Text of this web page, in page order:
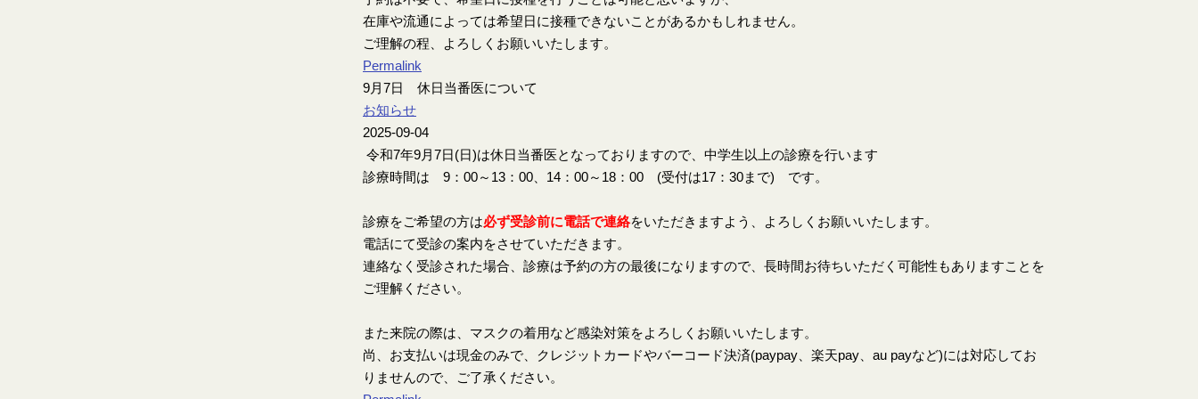
在庫や流通によっては希望日に接種できないことがあるかもしれません。
ご理解の程、よろしくお願いいたします。
Permalink
9月7日 休日当番医について
お知らせ
2025-09-04
令和7年9月7日(日)は休日当番医となっておりますので、中学生以上の診療を行います
診療時間は 9：00～13：00、14：00～18：00 (受付は17：30まで) です。
診療をご希望の方は必ず受診前に電話で連絡をいただきますよう、よろしくお願いいたします。
電話にて受診の案内をさせていただきます。
連絡なく受診された場合、診療は予約の方の最後になりますので、長時間お待ちいただく可能性もありますことを
ご理解ください。
また来院の際は、マスクの着用など感染対策をよろしくお願いいたします。
尚、お支払いは現金のみで、クレジットカードやバーコード決済(paypay、楽天pay、au payなど)には対応してお
りませんので、ご了承ください。